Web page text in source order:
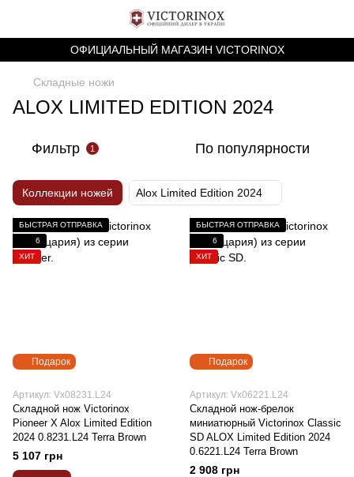
ОФИЦИАЛЬНЫЙ МАГАЗИН VICTORINOX
Складные ножи
ALOX LIMITED EDITION 2024
Фильтр 1 По популярности
Коллекции ножей Alox Limited Edition 2024
Подарок
БЫСТРАЯ ОТПРАВКА
6
ХИТ
Артикул: Vx08231.L24
Складной нож Victorinox
Pioneer X Alox Limited Edition
2024 0.8231.L24 Terra Brown
5 107 грн
Подарок
БЫСТРАЯ ОТПРАВКА
6
ХИТ
Артикул: Vx06221.L24
Складной нож-брелок
миниатюрный Victorinox Classic
SD ALOX Limited Edition 2024
0.6221.L24 Terra Brown
2 908 грн